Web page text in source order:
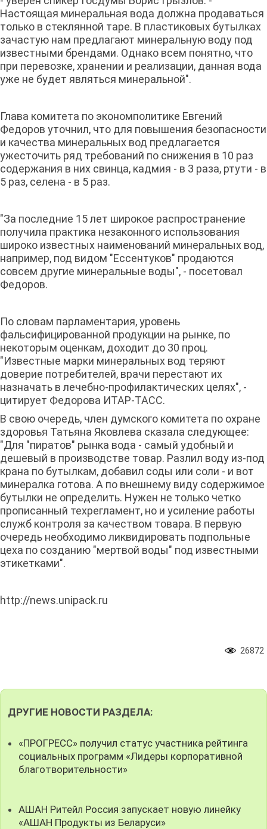
Настоящая минеральная вода должна продаваться
только в стеклянной таре. В пластиковых бутылках
зачастую нам предлагают минеральную воду под
известными брендами. Однако всем понятно, что
при перевозке, хранении и реализации, данная вода
уже не будет являться минеральной".
Глава комитета по экономполитике Евгений
Федоров уточнил, что для повышения безопасности
и качества минеральных вод предлагается
ужесточить ряд требований по снижения в 10 раз
содержания в них свинца, кадмия - в 3 раза, ртути - в
5 раз, селена - в 5 раз.
"За последние 15 лет широкое распространение
получила практика незаконного использования
широко известных наименований минеральных вод,
например, под видом "Ессентуков" продаются
совсем другие минеральные воды", - посетовал
Федоров.
По словам парламентария, уровень
фальсифицированной продукции на рынке, по
некоторым оценкам, доходит до 30 проц.
"Известные марки минеральных вод теряют
доверие потребителей, врачи перестают их
назначать в лечебно-профилактических целях", -
цитирует Федорова ИТАР-ТАСС.
В свою очередь, член думского комитета по охране
здоровья Татьяна Яковлева сказала следующее:
"Для "пиратов" рынка вода - самый удобный и
дешевый в производстве товар. Разлил воду из-под
крана по бутылкам, добавил соды или соли - и вот
минералка готова. А по внешнему виду содержимое
бутылки не определить. Нужен не только четко
прописанный техрегламент, но и усиление работы
служб контроля за качеством товара. В первую
очередь необходимо ликвидировать подпольные
цеха по созданию "мертвой воды" под известными
этикетками".
http://news.unipack.ru
26872
ДРУГИЕ НОВОСТИ РАЗДЕЛА:
«ПРОГРЕСС» получил статус участника рейтинга
социальных программ «Лидеры корпоративной
благотворительности»
АШАН Ритейл Россия запускает новую линейку
«АШАН Продукты из Беларуси»